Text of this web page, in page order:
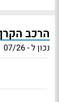
הרכב
נכון ל - 07/26